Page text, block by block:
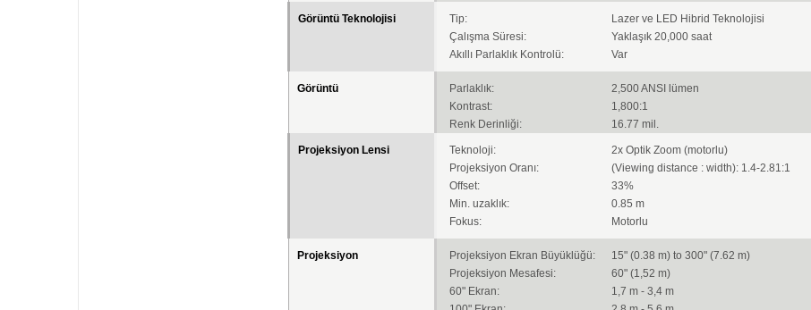
Görüntü Teknolojisi Tip:
Lazer ve LED Hibrid Teknolojisi
Çalışma Süresi:
Yaklaşık 20,000 saat
Akıllı Parlaklık Kontrolü:
Var
Görüntü Parlaklık:
2,500 ANSI lümen
Kontrast:
1,800:1
Renk Derinliği:
16.77 mil.
Projeksiyon Lensi Teknoloji:
2x Optik Zoom (motorlu)
Projeksiyon Oranı:
(Viewing distance : width): 1.4-2.81:1
Offset:
33%
Min. uzaklık:
0.85 m
Fokus:
Motorlu
Projeksiyon Projeksiyon Ekran Büyüklüğü:
15" (0.38 m) to 300" (7.62 m)
Projeksiyon Mesafesi:
60" (1,52 m)
60" Ekran:
1,7 m - 3,4 m